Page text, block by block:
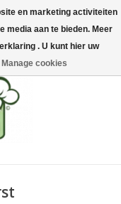
en marketing activiteiten
media aan te bieden. Meer
. U kunt hier uw
Manage cookies